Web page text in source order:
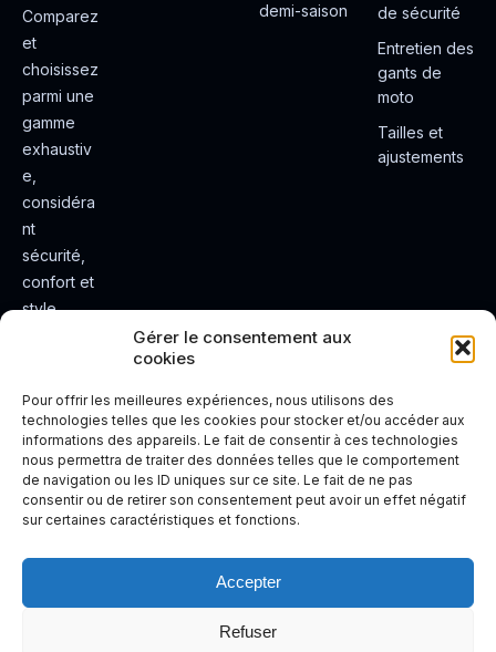
Gérer le consentement aux
cookies
Pour offrir les meilleures expériences, nous utilisons des
technologies telles que les cookies pour stocker et/ou accéder aux
informations des appareils. Le fait de consentir à ces technologies
nous permettra de traiter des données telles que le comportement
de navigation ou les ID uniques sur ce site. Le fait de ne pas
consentir ou de retirer son consentement peut avoir un effet négatif
sur certaines caractéristiques et fonctions.
Accepter
Refuser
Comparez
et
choisissez
parmi une
gamme
exhaustiv
e,
considéra
nt
sécurité,
confort et
style.
e de
conduite
plus sûre
et plus
agréable.
demi-saison
de sécurité
Entretien des
gants de
moto
Tailles et
ajustements